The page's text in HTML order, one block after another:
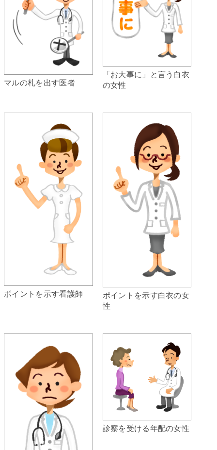
マルの札を出す医者
「お大事に」と言う白衣
の女性
ポイントを示す看護師
ポイントを示す白衣の女
性
診察を受ける年配の女性